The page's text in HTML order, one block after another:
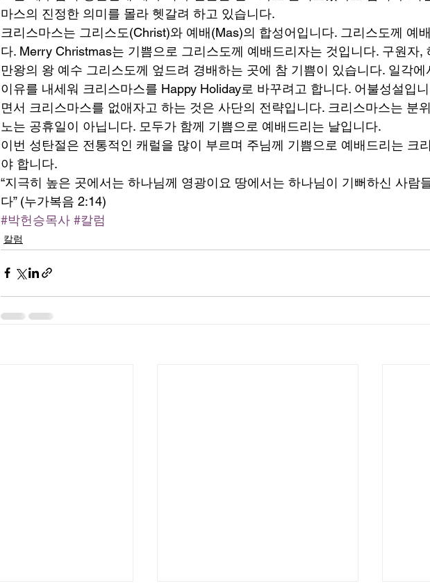
마스의 진정한 의미를 몰라 헷갈려 하고 있습니다.
크리스마스는 그리스도(Christ)와 예배(Mas)의 합성어입니다. 그리스도께 예
다. Merry Christmas는 기쁨으로 그리스도께 예배드리자는 것입니다. 구원자,
만왕의 왕 예수 그리스도께 엎드려 경배하는 곳에 참 기쁨이 있습니다. 일각에
이유를 내세워 크리스마스를 Happy Holiday로 바꾸려고 합니다. 어불성설입
면서 크리스마스를 없애자고 하는 것은 사단의 전략입니다. 크리스마스는 분
노는 공휴일이 아닙니다. 모두가 함께 기쁨으로 예배드리는 날입니다.
이번 성탄절은 전통적인 캐럴을 많이 부르며 주님께 기쁨으로 예배드리는 크
야 합니다.
“지극히 높은 곳에서는 하나님께 영광이요 땅에서는 하나님이 기뻐하신 사람
다” (누가복음 2:14)
#박헌승목사 #칼럼
칼럼